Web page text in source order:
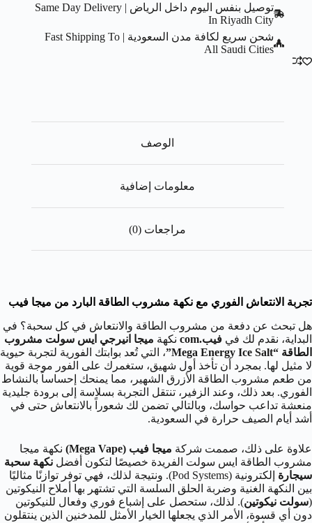
توصيل بنفس اليوم داخل الرياض | Same Day Delivery
In Riyadh City
شحن سريع لكافة مدن السعودية | Fast Shipping To
All Saudi Cities
الوصف
معلومات إضافية
مراجعات (0)
تجربة الانتعاش الفوري مع نكهة مشروب الطاقة البارد من ميجا فيب
هل تبحث عن دفعة من مشروب الطاقة والانتعاش في كل سحبة؟ في
البداية، نقدم لك في فيب.com نكهة ميجا انيرجي ايس سولت مشروب
الطاقة “Mega Energy Ice Salt”
، التي تُعد بوابتك الفورية لتجربة حيوية
لا مثيل لها. بمجرد أن تأخذ أول شهيق، ستغمرك على الفور موجة قوية
من طعم مشروب الطاقة الأزرق الشهير، مما يمنحك إحساساً بالنشاط
الفوري. بعد ذلك، وعند الزفير، تنتقل التجربة بسلاسة إلى برودة جليدية
منعشة تداعب حواسك، وبالتالي تضمن لك شعوراً بالانتعاش حتى في
أشد أيام الصيف حرارة في السعودية.
علاوة على ذلك، صممت شركة ميجا فيب (Mega Vape)
نكهة ميجا
مشروب الطاقة ايس سولت الفريدة خصيصًا لتكون أفضل نكهة سحبة
سيجارة
إلكترونية (Pod Systems). ونتيجة لذلك، فهي توفر توازنًا مثاليًا
بين النكهة الغنية وضربة الحلق السلسة التي تشتهر بها أملاح النيكوتين
(سولت نيكوتين). لذلك، ستحصل على إشباع فوري وفعال للنيكوتين
دون أي قسوة، الأمر الذي يجعلها الخيار الأمثل للمدخنين الذين ينتقلون